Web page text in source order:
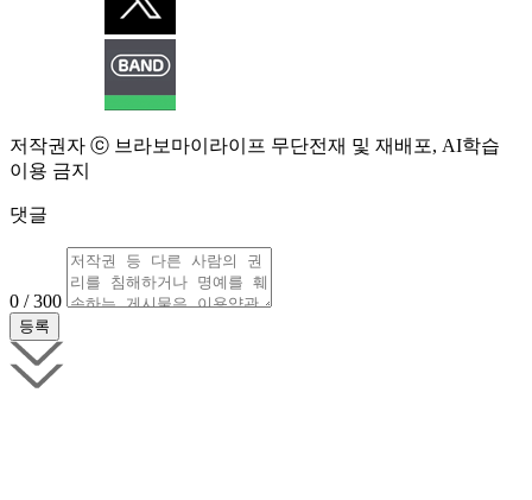
저작권자 ⓒ 브라보마이라이프 무단전재 및 재배포, AI학습
이용 금지
댓글
0 / 300